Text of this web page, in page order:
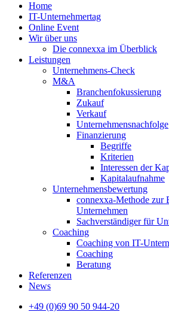
Home
IT-Unternehmertag
Online Event
Wir über uns
Die connexxa im Überblick
Leistungen
Unternehmens-Check
M&A
Branchenfokussierung
Zukauf
Verkauf
Unternehmensnachfolge
Finanzierung
Begriffe
Kriterien
Interessen der
Kapitalaufnahme
Unternehmensbewertung
connexxa-Methode zur
Unternehmen
Sachverständiger für
Coaching
Coaching von IT-
Coaching
Beratung
Referenzen
News
+49 (0)69 90 50 944-20